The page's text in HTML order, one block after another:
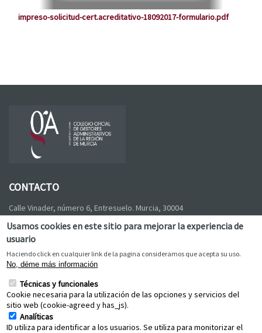
impreso-solicitud-cert.acreditativo-18092017-formulario.pdf
CONTACTO
Calle Vinader, número 6, Entresuelo. Murcia, 30004
Tel:968 21 99 33,Fax:968 90 11 06,E-mail:
colegio@gestoresmurcia.com
Política de calidad
Usamos cookies en este sitio para mejorar la experiencia de
usuario
Haciendo click en cualquier link de la pagina consideramos que acepta su uso.
No, déme más información
Técnicas y funcionales
Cookie necesaria para la utilización de las opciones y servicios del
sitio web (cookie-agreed y has_js).
Analíticas
ID utiliza para identificar a los usuarios. Se utiliza para monitorizar el